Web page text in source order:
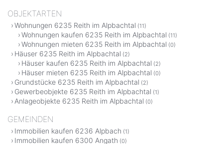
OBJEKTARTEN
Wohnungen 6235 Reith im Alpbachtal (11)
Wohnungen kaufen 6235 Reith im Alpbachtal (11)
Wohnungen mieten 6235 Reith im Alpbachtal (0)
Häuser 6235 Reith im Alpbachtal (2)
Häuser kaufen 6235 Reith im Alpbachtal (2)
Häuser mieten 6235 Reith im Alpbachtal (0)
Grundstücke 6235 Reith im Alpbachtal (2)
Gewerbeobjekte 6235 Reith im Alpbachtal (1)
Anlageobjekte 6235 Reith im Alpbachtal (0)
GEMEINDEN
Immobilien kaufen 6236 Alpbach (1)
Immobilien kaufen 6300 Angath (0)